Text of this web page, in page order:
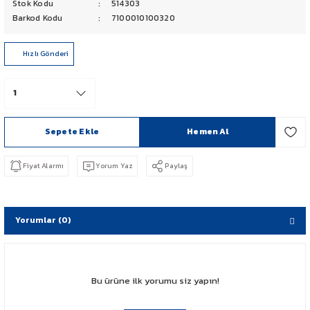
PCX 125-150
CB 125 F
NX 500
Stok Kodu
514303
Barkod Kodu
7100010100320
Hızlı Gönderi
Sepete Ekle Hemen Al
Fiyat Alarmı Yorum Yaz Paylaş
Yorumlar (0)
Bu ürüne ilk yorumu siz yapın!